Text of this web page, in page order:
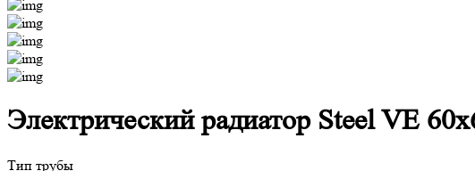
Электрический радиатор Steel VE
Тип трубы